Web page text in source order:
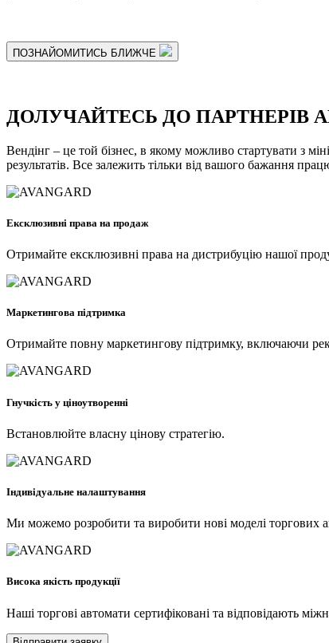
ПОЗНАЙОМИТИСЬ БЛИЖЧЕ
ДОЛУЧАЙТЕСЬ ДО ПАРТНЕРІВ
Вендінг – це той бізнес, в якому можливо стартувати з
результатів. Все залежить тільки від вашого бажання
Ексклюзивні права на продаж
Отримайте ексклюзивні права на дистрибуцію нашої
Маркетингова підтримка
Отримайте повну маркетингову підтримку, включаючи
Гнучкість у ціноутворенні
Встановлюйте власну цінову стратегію.
Індивідуальне налаштування
Ми можемо розробити та виробити нові моделі торгових
Висока якість продукції
Наші торгові автомати сертифіковані та відповідають